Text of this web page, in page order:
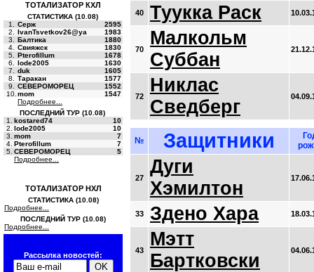
ТОТАЛИЗАТОР КХЛ
СТАТИСТИКА (10.08)
1.
Серж
2595
2.
IvanTsvetkov26@ya
1983
3.
Балтика
1880
4.
Свияжск
1830
5.
Pterofillum
1678
6.
lode2005
1630
7.
duk
1605
8.
Таракан
1577
9.
СЕВЕРОМОРЕЦ
1552
10. mom
1547
Подробнее...
ПОСЛЕДНИЙ ТУР (10.08)
1.
kostared74
10
2. lode2005
10
3. mom
7
4. Pterofillum
7
5. СЕВЕРОМОРЕЦ
5
Подробнее...
ТОТАЛИЗАТОР НХЛ
СТАТИСТИКА (10.08)
Подробнее...
ПОСЛЕДНИЙ ТУР (10.08)
Подробнее...
Рассылка новостей:
40 Туукка Раск
70
Малкольм
Суббан
72
Никлас
Сведберг
№ Защитники
27
Дуги
Хэмилтон
33 Здено Хара
43
Мэтт
Бартковски